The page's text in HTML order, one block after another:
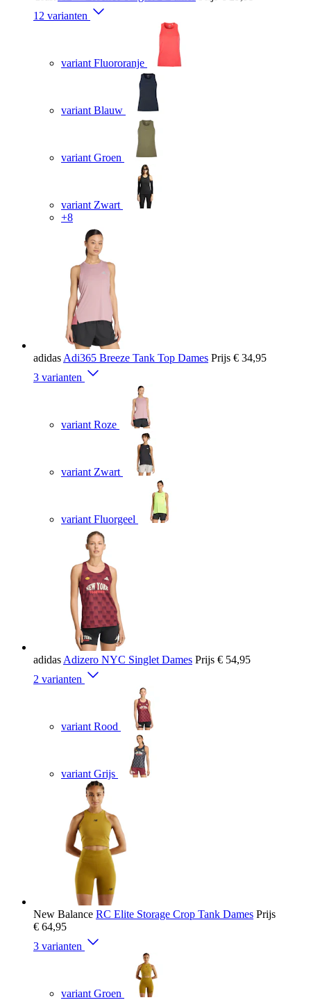
12 varianten
variant Fluororanje
variant Blauw
variant Groen
variant Zwart
+8
adidas Adi365 Breeze Tank Top Dames Prijs € 34,95
3 varianten
variant Roze
variant Zwart
variant Fluorgeel
adidas Adizero NYC Singlet Dames Prijs € 54,95
2 varianten
variant Rood
variant Grijs
New Balance RC Elite Storage Crop Tank Dames Prijs
€ 64,95
3 varianten
variant Groen